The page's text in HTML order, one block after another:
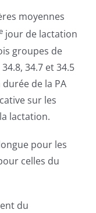
moyennes
jour de lactation
groupes de
34.7 et 34.5
de la PA
sur les
lactation.
pour les
celles du
du